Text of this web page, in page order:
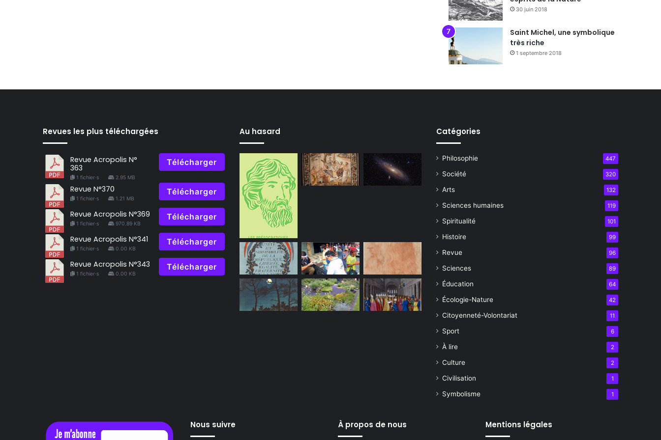
30 juin 2018
Saint Michel, une symbolique
très riche
1 septembre 2018
Revues les plus téléchargées
Revue Acropolis N°
363
1 fichier·s 2.95 MB
Télécharger
Revue N°370
1 fichier·s 1.21 MB
Télécharger
Revue Acropolis N°369
1 fichier·s 970.89 KB
Télécharger
Revue Acropolis N°341
1 fichier·s 0.00 KB
Télécharger
Revue Acropolis N°343
1 fichier·s 0.00 KB
Télécharger
Au hasard Catégories
Philosophie 447
Société 320
Arts 132
Sciences humaines 119
Spiritualité 101
Histoire 99
Revue 96
Sciences 89
Éducation 64
Écologie-Nature 42
Citoyenneté-Volontariat 11
Sport 6
À lire 2
Culture 2
Civilisation 1
Symbolisme 1
Nous suivre À propos de nous Mentions légales